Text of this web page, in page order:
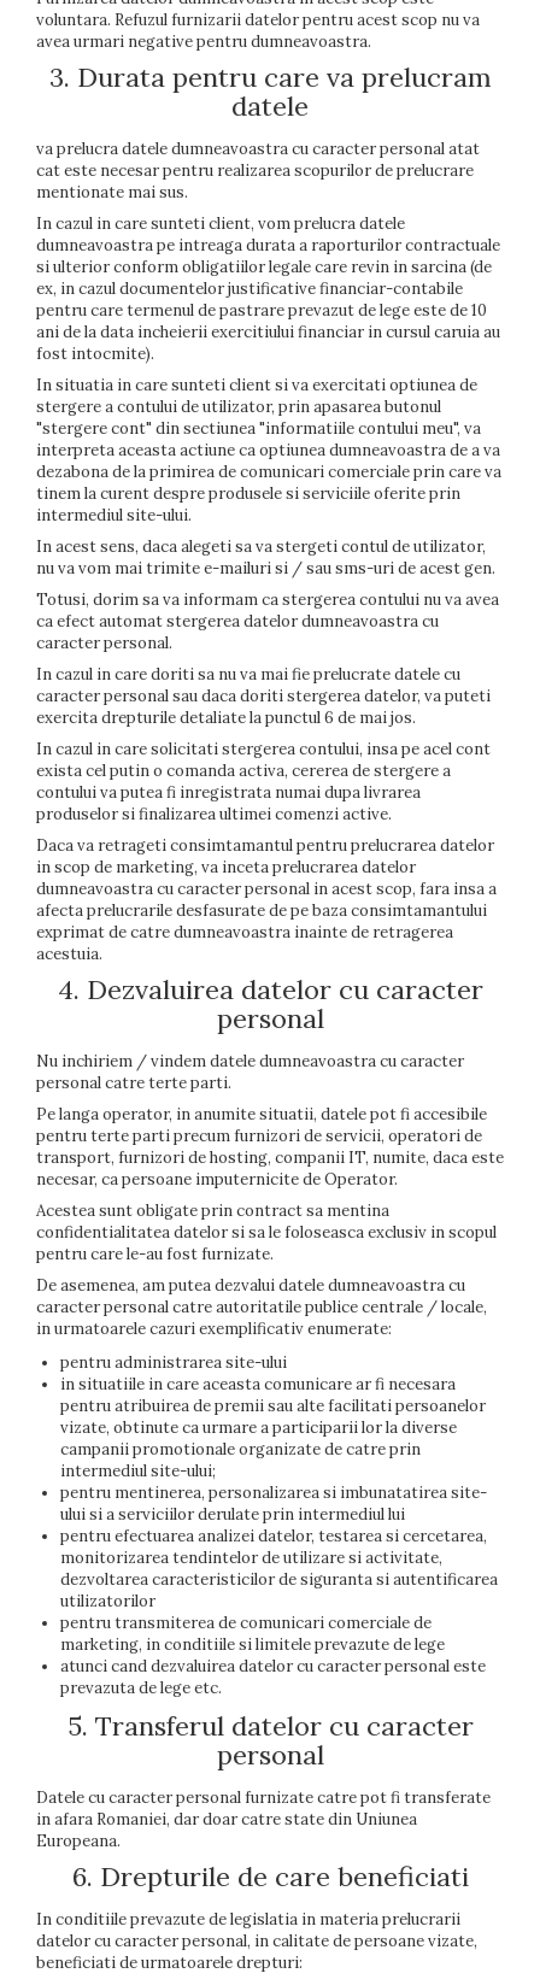
voluntara. Refuzul furnizarii datelor pentru acest scop nu va
avea urmari negative pentru dumneavoastra.
3. Durata pentru care va prelucram
datele
va prelucra datele dumneavoastra cu caracter personal atat
cat este necesar pentru realizarea scopurilor de prelucrare
mentionate mai sus.
In cazul in care sunteti client, vom prelucra datele
dumneavoastra pe intreaga durata a raporturilor contractuale
si ulterior conform obligatiilor legale care revin in sarcina (de
ex, in cazul documentelor justificative financiar-contabile
pentru care termenul de pastrare prevazut de lege este de 10
ani de la data incheierii exercitiului financiar in cursul caruia au
fost intocmite).
In situatia in care sunteti client si va exercitati optiunea de
stergere a contului de utilizator, prin apasarea butonul
"stergere cont" din sectiunea "informatiile contului meu", va
interpreta aceasta actiune ca optiunea dumneavoastra de a va
dezabona de la primirea de comunicari comerciale prin care va
tinem la curent despre produsele si serviciile oferite prin
intermediul site-ului.
In acest sens, daca alegeti sa va stergeti contul de utilizator,
nu va vom mai trimite e-mailuri si / sau sms-uri de acest gen.
Totusi, dorim sa va informam ca stergerea contului nu va avea
ca efect automat stergerea datelor dumneavoastra cu
caracter personal.
In cazul in care doriti sa nu va mai fie prelucrate datele cu
caracter personal sau daca doriti stergerea datelor, va puteti
exercita drepturile detaliate la punctul 6 de mai jos.
In cazul in care solicitati stergerea contului, insa pe acel cont
exista cel putin o comanda activa, cererea de stergere a
contului va putea fi inregistrata numai dupa livrarea
produselor si finalizarea ultimei comenzi active.
Daca va retrageti consimtamantul pentru prelucrarea datelor
in scop de marketing, va inceta prelucrarea datelor
dumneavoastra cu caracter personal in acest scop, fara insa a
afecta prelucrarile desfasurate de pe baza consimtamantului
exprimat de catre dumneavoastra inainte de retragerea
acestuia.
4. Dezvaluirea datelor cu caracter
personal
Nu inchiriem / vindem datele dumneavoastra cu caracter
personal catre terte parti.
Pe langa operator, in anumite situatii, datele pot fi accesibile
pentru terte parti precum furnizori de servicii, operatori de
transport, furnizori de hosting, companii IT, numite, daca este
necesar, ca persoane imputernicite de Operator.
Acestea sunt obligate prin contract sa mentina
confidentialitatea datelor si sa le foloseasca exclusiv in scopul
pentru care le-au fost furnizate.
De asemenea, am putea dezvalui datele dumneavoastra cu
caracter personal catre autoritatile publice centrale / locale,
in urmatoarele cazuri exemplificativ enumerate:
pentru administrarea site-ului
in situatiile in care aceasta comunicare ar fi necesara
pentru atribuirea de premii sau alte facilitati persoanelor
vizate, obtinute ca urmare a participarii lor la diverse
campanii promotionale organizate de catre prin
intermediul site-ului;
pentru mentinerea, personalizarea si imbunatatirea site-
ului si a serviciilor derulate prin intermediul lui
pentru efectuarea analizei datelor, testarea si cercetarea,
monitorizarea tendintelor de utilizare si activitate,
dezvoltarea caracteristicilor de siguranta si autentificarea
utilizatorilor
pentru transmiterea de comunicari comerciale de
marketing, in conditiile si limitele prevazute de lege
atunci cand dezvaluirea datelor cu caracter personal este
prevazuta de lege etc.
5. Transferul datelor cu caracter
personal
Datele cu caracter personal furnizate catre pot fi transferate
in afara Romaniei, dar doar catre state din Uniunea
Europeana.
6. Drepturile de care beneficiati
In conditiile prevazute de legislatia in materia prelucrarii
datelor cu caracter personal, in calitate de persoane vizate,
beneficiati de urmatoarele drepturi: